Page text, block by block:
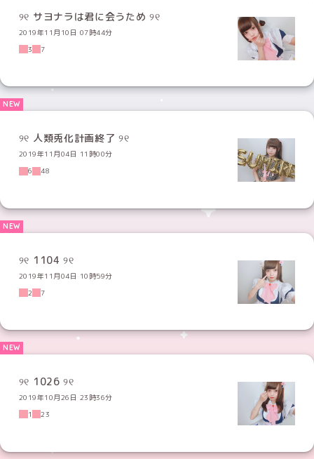
୨୧ サヨナラは君に会うため ୨୧
2019年11月10日 07時44分
3
7
୨୧ 人類兎化計画終了 ୨୧
2019年11月04日 11時00分
6
48
୨୧ 1104 ୨୧
2019年11月04日 10時59分
2
7
୨୧ 1026 ୨୧
2019年10月26日 23時36分
1
23